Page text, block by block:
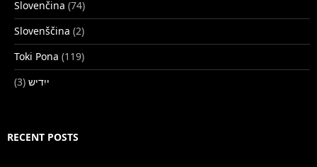
Slovenčina (74)
Slovenščina (2)
Toki Pona (119)
ייִדיש (3)
RECENT POSTS